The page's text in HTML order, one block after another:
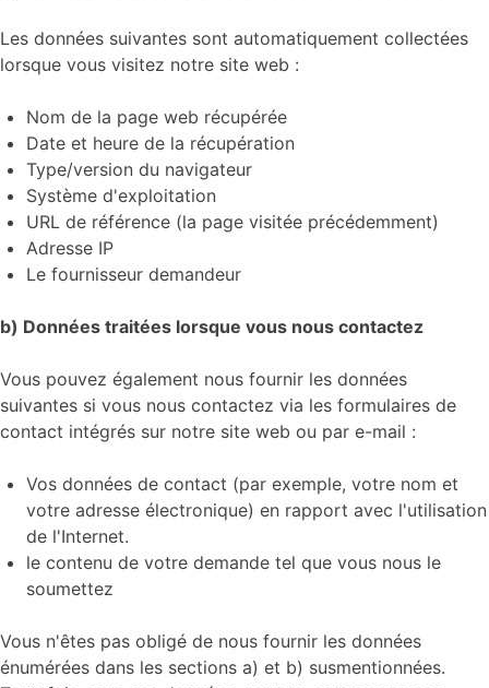
Les données suivantes sont automatiquement collectées
lorsque vous visitez notre site web :
Nom de la page web récupérée
Date et heure de la récupération
Type/version du navigateur
Système d'exploitation
URL de référence (la page visitée précédemment)
Adresse IP
Le fournisseur demandeur
b) Données traitées lorsque vous nous contactez
Vous pouvez également nous fournir les données
suivantes si vous nous contactez via les formulaires de
contact intégrés sur notre site web ou par e-mail :
Vos données de contact (par exemple, votre nom et
votre adresse électronique) en rapport avec l'utilisation
de l'Internet.
le contenu de votre demande tel que vous nous le
soumettez
Vous n'êtes pas obligé de nous fournir les données
énumérées dans les sections a) et b) susmentionnées.